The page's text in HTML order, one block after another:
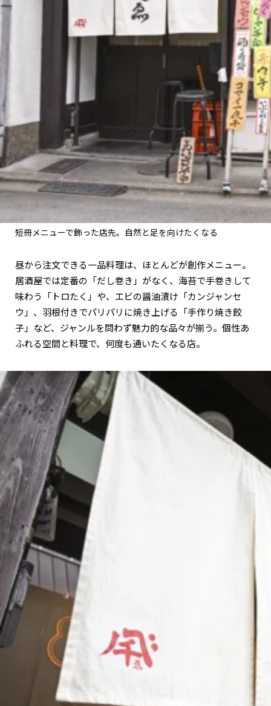
短冊メニューで飾った店先。自然と足を向けたくなる
昼から注文できる一品料理は、ほとんどが創作メニュー。
居酒屋では定番の「だし巻き」がなく、海苔で手巻きして
味わう「トロたく」や、エビの醤油漬け「カンジャンセ
ウ」、羽根付きでパリパリに焼き上げる「手作り焼き餃
子」など、ジャンルを問わず魅力的な品々が揃う。個性あ
ふれる空間と料理で、何度も通いたくなる店。